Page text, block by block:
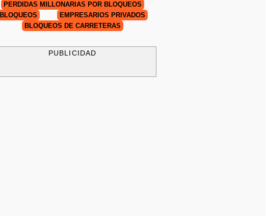
PÉRDIDAS MILLONARIAS POR BLOQUEOS
BLOQUEOS
EMPRESARIOS PRIVADOS
BLOQUEOS DE CARRETERAS
PUBLICIDAD